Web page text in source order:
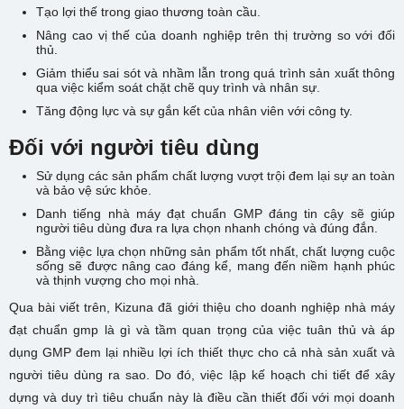
Tạo lợi thế trong giao thương toàn cầu.
Nâng cao vị thế của doanh nghiệp trên thị trường so với đối
thủ.
Giảm thiểu sai sót và nhầm lẫn trong quá trình sản xuất thông
qua việc kiểm soát chặt chẽ quy trình và nhân sự.
Tăng động lực và sự gắn kết của nhân viên với công ty.
Đối với người tiêu dùng
Sử dụng các sản phẩm chất lượng vượt trội đem lại sự an toàn
và bảo vệ sức khỏe.
Danh tiếng nhà máy đạt chuẩn GMP đáng tin cậy sẽ giúp
người tiêu dùng đưa ra lựa chọn nhanh chóng và đúng đắn.
Bằng việc lựa chọn những sản phẩm tốt nhất, chất lượng cuộc
sống sẽ được nâng cao đáng kể, mang đến niềm hạnh phúc
và thịnh vượng cho mọi nhà.
Qua bài viết trên, Kizuna đã giới thiệu cho doanh nghiệp nhà máy
đạt chuẩn gmp là gì và tầm quan trọng của việc tuân thủ và áp
dụng GMP đem lại nhiều lợi ích thiết thực cho cả nhà sản xuất và
người tiêu dùng ra sao. Do đó, việc lập kế hoạch chi tiết để xây
dựng và duy trì tiêu chuẩn này là điều cần thiết đối với mọi doanh